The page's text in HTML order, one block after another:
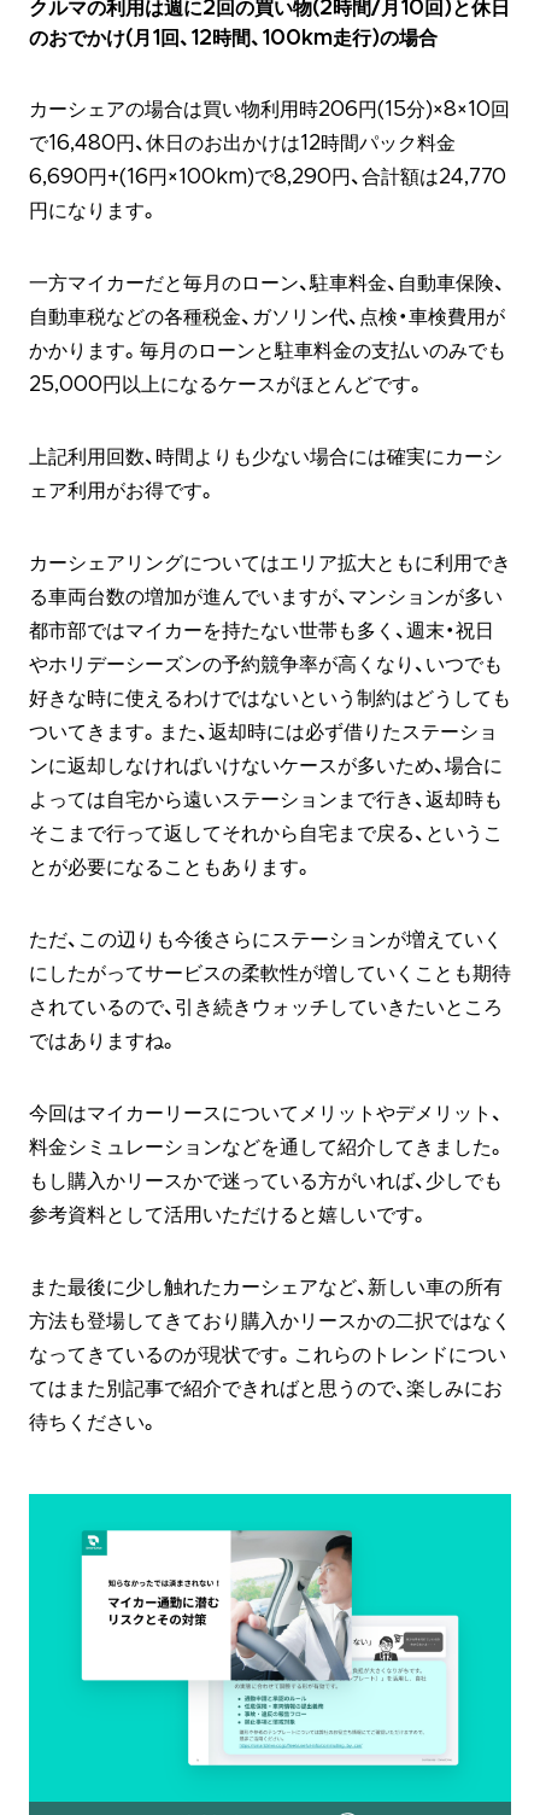
クルマの利用は週に2回の買い物(2時間/月10回)と休日
のおでかけ(月1回、12時間、100km走行)の場合
カーシェアの場合は買い物利用時206円(15分)×8×10回
で16,480円、休日のお出かけは12時間パック料金
6,690円+(16円×100km)で8,290円、合計額は24,770
円になります。
一方マイカーだと毎月のローン、駐車料金、自動車保険、
自動車税などの各種税金、ガソリン代、点検・車検費用が
かかります。毎月のローンと駐車料金の支払いのみでも
25,000円以上になるケースがほとんどです。
上記利用回数、時間よりも少ない場合には確実にカーシ
ェア利用がお得です。
カーシェアリングについてはエリア拡大ともに利用でき
る車両台数の増加が進んでいますが、マンションが多い
都市部ではマイカーを持たない世帯も多く、週末・祝日
やホリデーシーズンの予約競争率が高くなり、いつでも
好きな時に使えるわけではないという制約はどうしても
ついてきます。また、返却時には必ず借りたステーショ
ンに返却しなければいけないケースが多いため、場合に
よっては自宅から遠いステーションまで行き、返却時も
そこまで行って返してそれから自宅まで戻る、というこ
とが必要になることもあります。
ただ、この辺りも今後さらにステーションが増えていく
にしたがってサービスの柔軟性が増していくことも期待
されているので、引き続きウォッチしていきたいところ
ではありますね。
今回はマイカーリースについてメリットやデメリット、
料金シミュレーションなどを通して紹介してきました。
もし購入かリースかで迷っている方がいれば、少しでも
参考資料として活用いただけると嬉しいです。
また最後に少し触れたカーシェアなど、新しい車の所有
方法も登場してきており購入かリースかの二択ではなく
なってきているのが現状です。これらのトレンドについ
てはまた別記事で紹介できればと思うので、楽しみにお
待ちください。